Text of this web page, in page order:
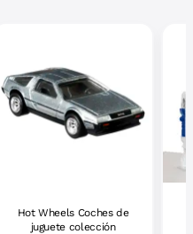
Hot Wheels Coches de
juguete colección